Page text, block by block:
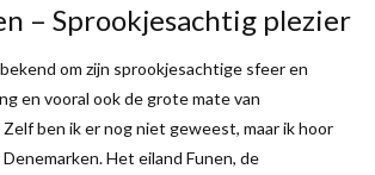
– Sprookjesachtig plezier
om zijn sprookjesachtige sfeer en
en vooral ook de grote mate van
ben ik er nog niet geweest, maar ik hoor
Het eiland Funen, de